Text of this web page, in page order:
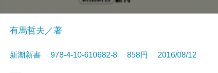
有馬哲夫／著
新潮新書 978-4-10-610682-8 858円 2016/08/12